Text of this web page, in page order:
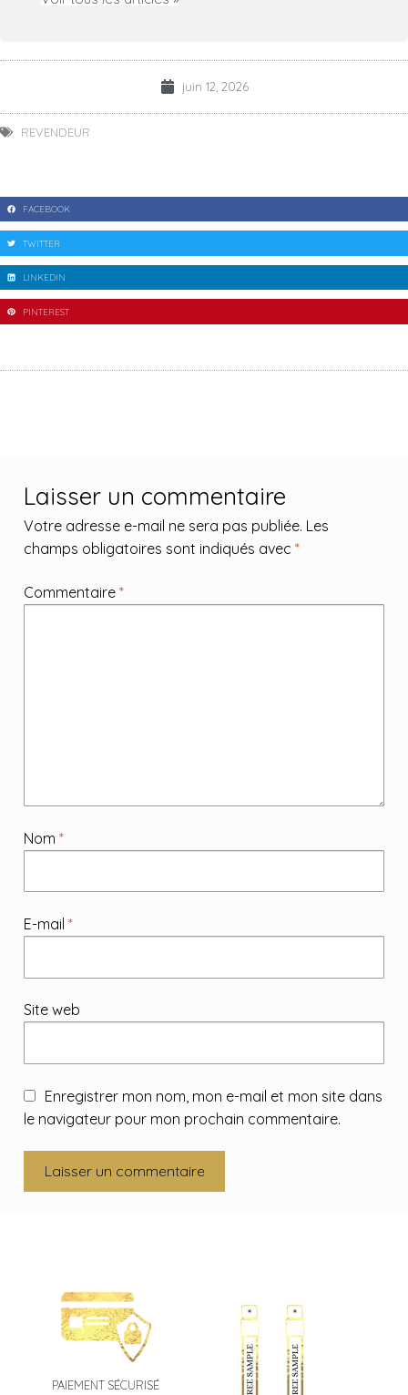
juin 12, 2026
REVENDEUR
FACEBOOK
TWITTER
LINKEDIN
PINTEREST
Laisser un commentaire
Votre adresse e-mail ne sera pas publiée. Les
champs obligatoires sont indiqués avec *
Commentaire *
Nom *
E-mail *
Site web
Enregistrer mon nom, mon e-mail et mon site dans
le navigateur pour mon prochain commentaire.
PAIEMENT SÉCURISÉ